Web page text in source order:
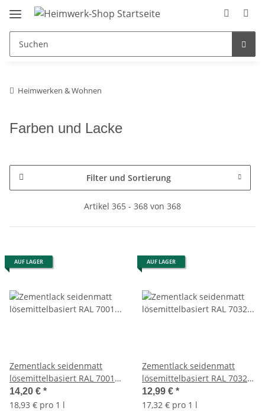
Heimwerken & Wohnen
Farben und Lacke
Filter und Sortierung
Artikel 365 - 368 von 368
AUF LAGER
Zementlack seidenmatt
lösemittelbasiert RAL 7001
Silbergrau 750ml
14,20 € *
18,93 € pro 1 l
AUF LAGER
Zementlack seidenmatt
lösemittelbasiert RAL 7032
Kieselgrau 750ml
12,99 € *
17,32 € pro 1 l